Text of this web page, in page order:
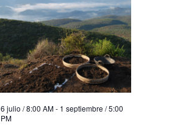
6 julio / 8:00 AM- 1 septiembre / 5:00
PM